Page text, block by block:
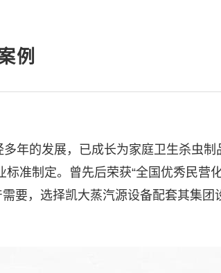
例
年的发展，已成长为家庭卫生杀虫
准制定。曾先后荣获“全国优秀民营
要，选择凯大蒸汽源设备配套其集团